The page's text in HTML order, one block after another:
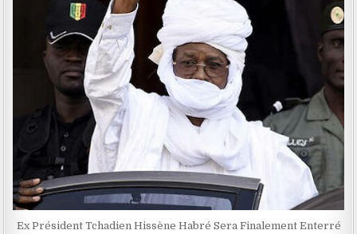
Ex Président Tchadien Hissène Habré Sera Finalement Enterré